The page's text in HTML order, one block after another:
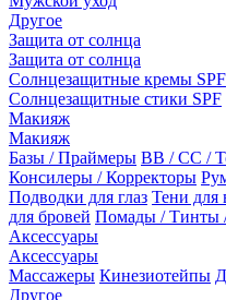
Другое
Защита от солнца
Защита от солнца
Солнцезащитные кремы SPF
Солнцезащитные стики SPF
Макияж
Макияж
Базы / Праймеры BB / CC /
Консилеры / Корректоры
Подводки для глаз Тени для
для бровей Помады / Тинты
Аксессуары
Аксессуары
Массажеры Кинезиотейпы
Другое